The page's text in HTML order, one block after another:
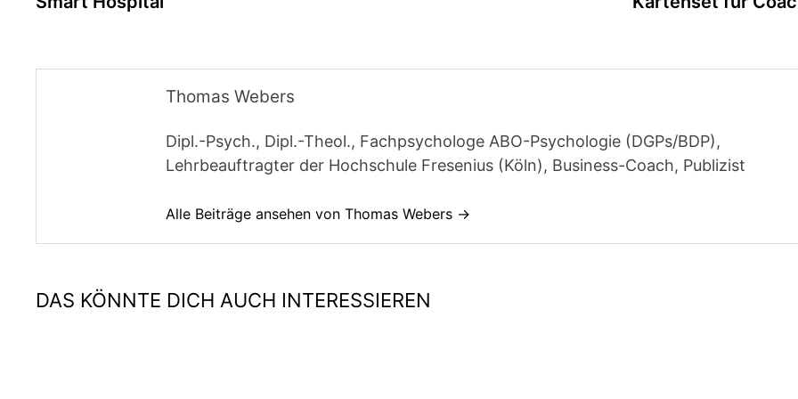
Thomas Webers
Dipl.-Psych., Dipl.-Theol., Fachpsychologe ABO-Psychologie (DGPs/BDP),
Lehrbeauftragter der Hochschule Fresenius (Köln), Business-Coach, Publizist
Alle Beiträge ansehen von Thomas Webers →
DAS KÖNNTE DICH AUCH INTERESSIEREN